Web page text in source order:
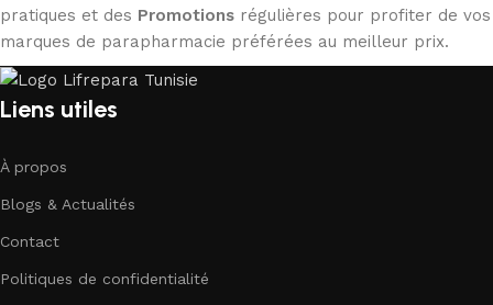
pratiques et des Promotions régulières pour profiter de vos
marques de parapharmacie préférées au meilleur prix.
Liens utiles
À propos
Blogs & Actualités
Contact
Politiques de confidentialité